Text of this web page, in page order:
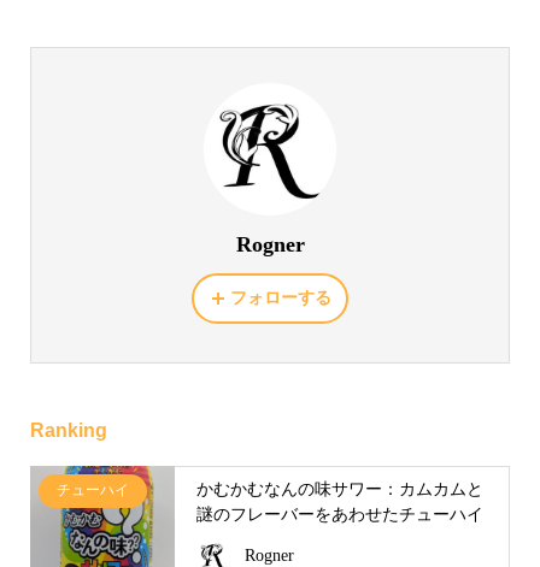
Rogner
フォローする
Ranking
チューハイ
かむかむなんの味サワー：カムカムと
謎のフレーバーをあわせたチューハイ
Rogner